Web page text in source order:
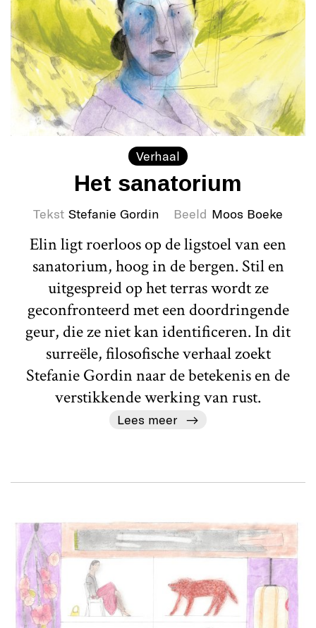
Verhaal
Het sanatorium
Tekst Stefanie Gordin Beeld Moos Boeke
Elin ligt roerloos op de ligstoel van een
sanatorium, hoog in de bergen. Stil en
uitgespreid op het terras wordt ze
geconfronteerd met een doordringende
geur, die ze niet kan identificeren. In dit
surreële, filosofische verhaal zoekt
Stefanie Gordin naar de betekenis en de
verstikkende werking van rust.
Lees meer